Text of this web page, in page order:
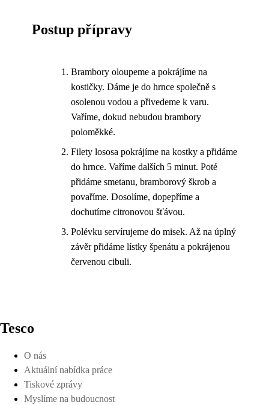
Postup přípravy
Brambory oloupeme a pokrájíme na
kostičky. Dáme je do hrnce společně s
osolenou vodou a přivedeme k varu.
Vaříme, dokud nebudou brambory
poloměkké.
Filety lososa pokrájíme na kostky a přidáme
do hrnce. Vaříme dalších 5 minut. Poté
přidáme smetanu, bramborový škrob a
povaříme. Dosolíme, dopepříme a
dochutíme citronovou šťávou.
Polévku servírujeme do misek. Až na úplný
závěr přidáme lístky špenátu a pokrájenou
červenou cibuli.
Tesco
O nás
Aktuální nabídka práce
Tiskové zprávy
Myslíme na budoucnost